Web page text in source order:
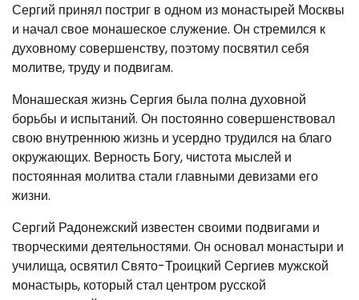
Сергий принял постриг в одном из монастырей Москвы
и начал свое монашеское служение. Он стремился к
духовному совершенству, поэтому посвятил себя
молитве, труду и подвигам.
Монашеская жизнь Сергия была полна духовной
борьбы и испытаний. Он постоянно совершенствовал
свою внутреннюю жизнь и усердно трудился на благо
окружающих. Верность Богу, чистота мыслей и
постоянная молитва стали главными девизами его
жизни.
Сергий Радонежский известен своими подвигами и
творческими деятельностями. Он основал монастыри и
училища, освятил Свято-Троицкий Сергиев мужской
монастырь, который стал центром русской